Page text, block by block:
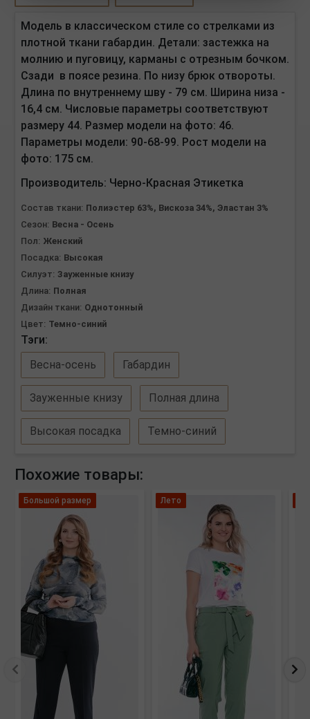
Модель в классическом стиле со стрелками из
плотной ткани габардин. Детали: застежка на
молнию и пуговицу, карманы с отрезным бочком.
Сзади в поясе резина. По низу брюк отвороты.
Длина по внутреннему шву - 79 см. Ширина низа -
16,4 см. Числовые параметры соответствуют
размеру 44. Размер модели на фото: 46.
Параметры модели: 90-68-99. Рост модели на
фото: 175 см.
Производитель: Черно-Красная Этикетка
Состав ткани: Полиэстер 63%, Вискоза 34%, Эластан 3%
Сезон: Весна - Осень
Пол: Женский
Посадка: Высокая
Силуэт: Зауженные книзу
Длина: Полная
Дизайн ткани: Однотонный
Цвет: Темно-синий
Тэги:
Весна-осень
Габардин
Зауженные книзу Полная длина
Высокая посадка Темно-синий
Похожие товары:
Большой размер Лето